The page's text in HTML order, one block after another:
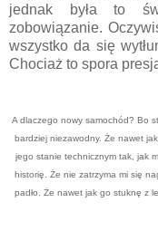
jednak była to
zobowiązanie.
wszystko da się
Chociaż to spora
A dlaczego nowy samochód? Bo
bardziej niezawodny. Że nawet
jego stanie technicznym tak, jak
historię. Że nie zatrzyma mi się
padło. Że nawet jak go stuknę z